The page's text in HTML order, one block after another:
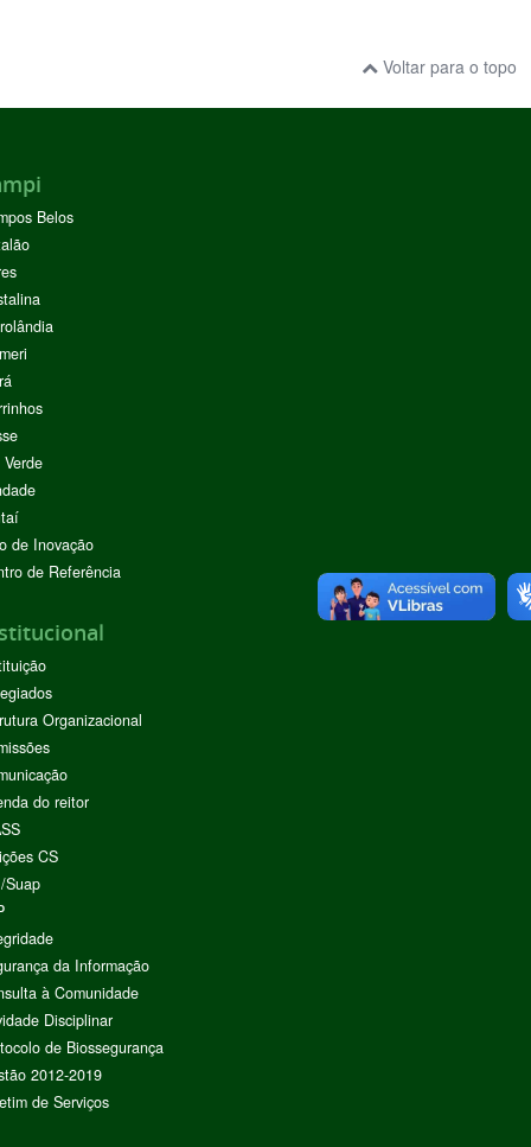
Voltar para o topo
Belos
de Inovação
de Referência
Organizacional
do reitor
CS
Suap
da Informação
à Comunidade
Disciplinar
de Biossegurança
2012-2019
de Serviços